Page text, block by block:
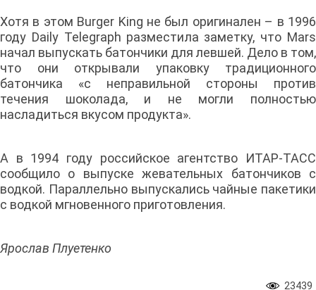
Хотя в этом Burger King не был оригинален – в 1996
году Daily Telegraph разместила заметку, что Mars
начал выпускать батончики для левшей. Дело в том,
что они открывали упаковку традиционного
батончика «с неправильной стороны против
течения шоколада, и не могли полностью
насладиться вкусом продукта».
А в 1994 году российское агентство ИТАР-ТАСС
сообщило о выпуске жевательных батончиков с
водкой. Параллельно выпускались чайные пакетики
с водкой мгновенного приготовления.
Ярослав Плуетенко
23439